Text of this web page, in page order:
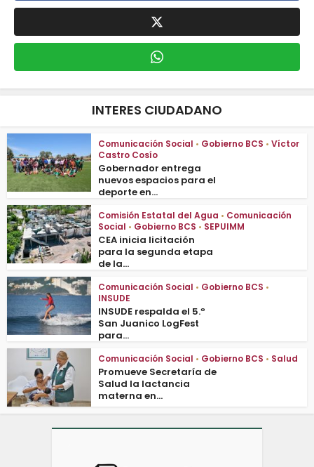
INTERES CIUDADANO
Comunicación Social • Gobierno BCS • Víctor
Castro Cosío
Gobernador entrega
nuevos espacios para el
deporte en...
Comisión Estatal del Agua • Comunicación
Social • Gobierno BCS • SEPUIMM
CEA inicia licitación
para la segunda etapa
de la...
Comunicación Social • Gobierno BCS •
INSUDE
INSUDE respalda el 5.º
San Juanico LogFest
para...
Comunicación Social • Gobierno BCS • Salud
Promueve Secretaría de
Salud la lactancia
materna en...